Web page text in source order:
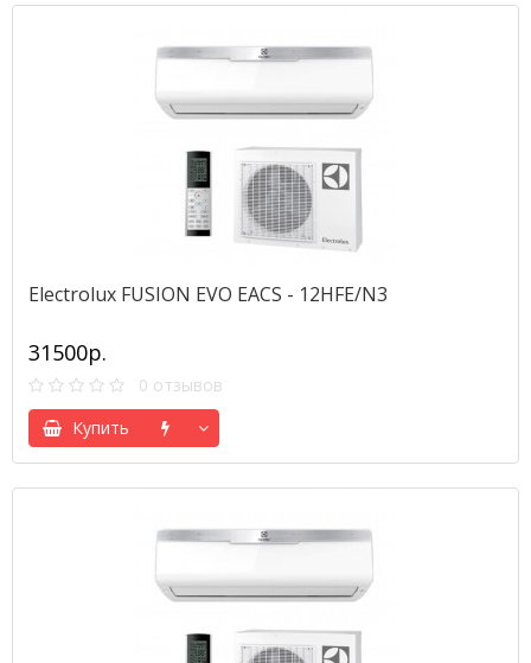
Electrolux FUSION EVO EACS - 12HFE/N3
31500р.
0 отзывов
Купить